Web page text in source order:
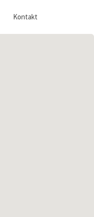
Kontakt